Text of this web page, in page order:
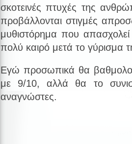
σκοτεινές πτυχές της
προβάλλονται στιγμές
μυθιστόρημα που
πολύ καιρό μετά το γύρισμα
Εγώ προσωπικά θα
με 9/10, αλλά θα το
αναγνώστες.